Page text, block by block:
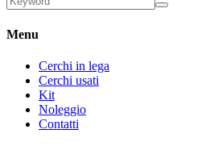
Menu
Cerchi in lega
Cerchi usati
Kit
Noleggio
Contatti